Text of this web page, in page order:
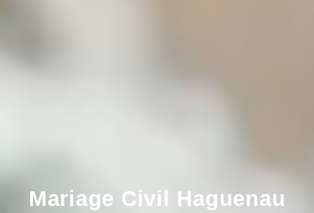
Mariage Civil Haguenau